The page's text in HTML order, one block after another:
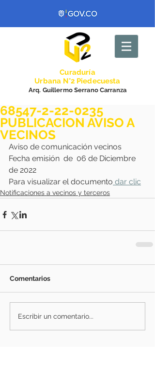
Curaduría
Urbana N°2 Piedecuesta
Arq. Guillermo Serrano Carranza
68547-2-22-0235
PUBLICACION AVISO A
VECINOS
Aviso de comunicación vecinos
Fecha emisión  de  06 de Diciembre
de 2022
Para visualizar el documento dar clic
Notificaciones a vecinos y terceros
Comentarios
Escribir un comentario...